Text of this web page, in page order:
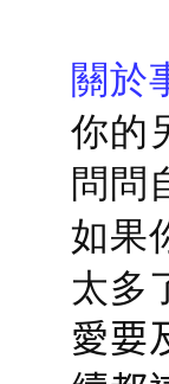
關於
你的
問問
如果
太多
愛要